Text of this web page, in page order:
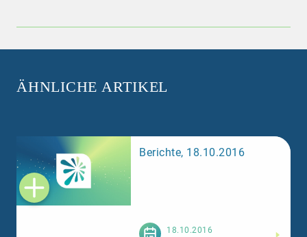
ÄHNLICHE ARTIKEL
Berichte, 18.10.2016
18.10.2016